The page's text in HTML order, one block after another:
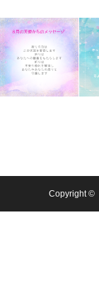
Copyright ©